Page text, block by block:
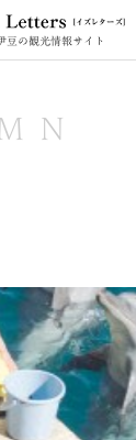
豆の観光情報サイト